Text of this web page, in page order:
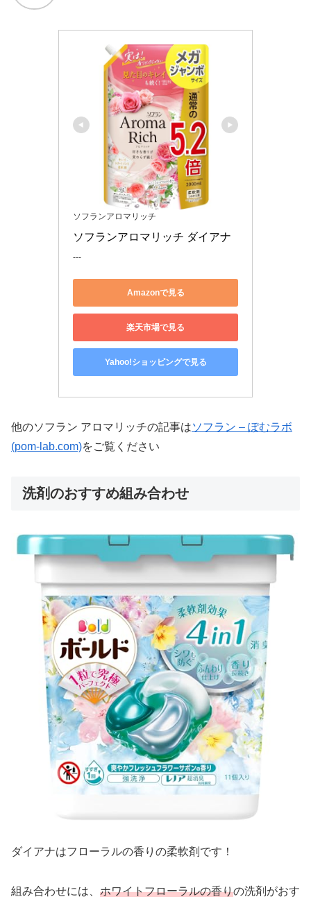
ソフランアロマリッチ
ソフランアロマリッチ ダイアナ
---
Amazonで見る
楽天市場で見る
Yahoo!ショッピングで見る
他のソフラン アロマリッチの記事はソフラン – ぽむラボ
(pom-lab.com)をご覧ください
洗剤のおすすめ組み合わせ
ダイアナはフローラルの香りの柔軟剤です！
組み合わせには、 ホワイトフローラルの香りの洗剤がおす